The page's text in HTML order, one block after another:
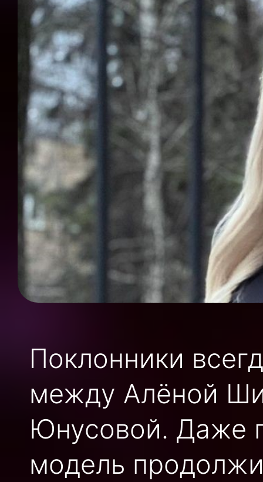
Поклонники
между Алёной
Юнусовой. Даже
модель